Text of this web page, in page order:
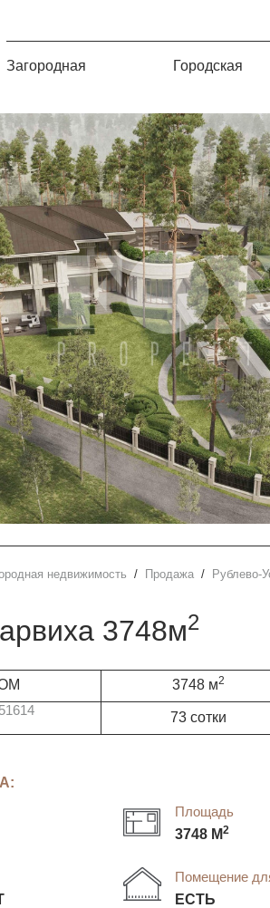
Загородная Городская
недвижимость Продажа Рублево-
3748м2
3748 м2
73 сотки
Площадь
3748 М2
Помещение
ЕСТЬ